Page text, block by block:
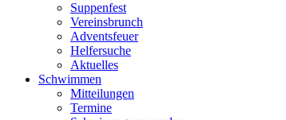
Suppenfest
Vereinsbrunch
Adventsfeuer
Helfersuche
Aktuelles
Schwimmen
Mitteilungen
Termine